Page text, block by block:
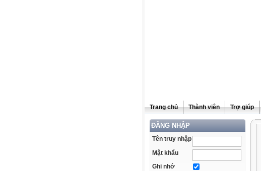
Trang chủ Thành viên Trợ giúp
ĐĂNG NHẬP
Tên truy nhập
Mật khẩu
Ghi nhớ